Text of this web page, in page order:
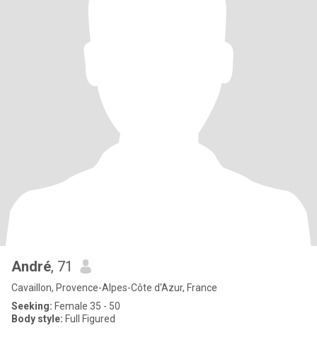
André, 71
Cavaillon, Provence-Alpes-Côte d'Azur, France
Seeking: Female 35 - 50
Body style: Full Figured